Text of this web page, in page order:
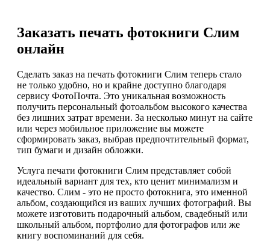
Заказать печать фотокниги Слим
онлайн
Сделать заказ на печать фотокниги Слим теперь стало
не только удобно, но и крайне доступно благодаря
сервису ФотоПочта. Это уникальная возможность
получить персональный фотоальбом высокого качества
без лишних затрат времени. За несколько минут на сайте
или через мобильное приложение вы можете
сформировать заказ, выбрав предпочтительный формат,
тип бумаги и дизайн обложки.
Услуга печати фотокниги Слим представляет собой
идеальный вариант для тех, кто ценит минимализм и
качество. Слим - это не просто фотокнига, это именной
альбом, создающийся из ваших лучших фотографий. Вы
можете изготовить подарочный альбом, свадебный или
школьный альбом, портфолио для фотографов или же
книгу воспоминаний для себя.